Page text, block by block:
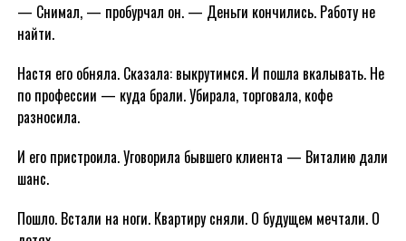
— Снимал, — пробурчал он. — Деньги кончились. Работу не
найти.
Настя его обняла. Сказала: выкрутимся. И пошла вкалывать. Не
по профессии — куда брали. Убирала, торговала, кофе
разносила.
И его пристроила. Уговорила бывшего клиента — Виталию дали
шанс.
Пошло. Встали на ноги. Квартиру сняли. О будущем мечтали. О